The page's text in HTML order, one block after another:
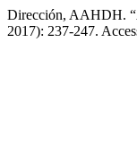
Dirección, AAHDH.
2017): 237-247.